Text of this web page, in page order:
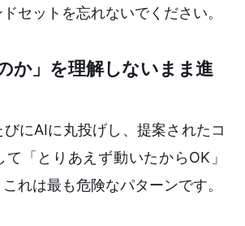
セットを忘れないでください。
か」を理解しないまま進
にAIに丸投げし、提案されたコ
「とりあえず動いたからOK」
れは最も危険なパターンです。